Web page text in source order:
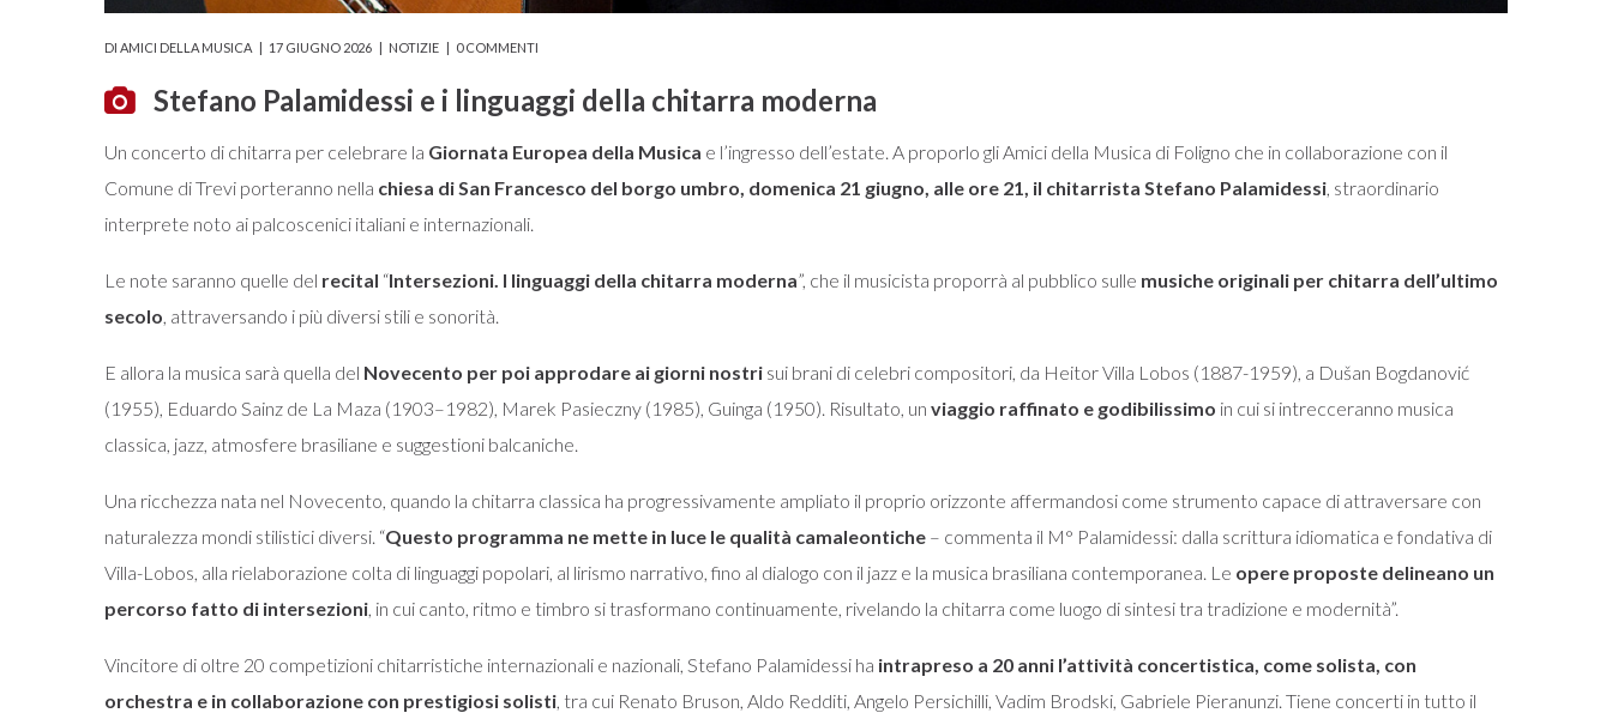
DI AMICI DELLA MUSICA 17 GIUGNO 2026 NOTIZIE 0 COMMENTI
Stefano Palamidessi e i linguaggi della chitarra moderna
Un concerto di chitarra per celebrare la Giornata Europea della Musica e l’ingresso dell’estate. A proporlo gli Amici della Musica di Foligno che in collaborazione con il
Comune di Trevi porteranno nella chiesa di San Francesco del borgo umbro, domenica 21 giugno, alle ore 21, il chitarrista Stefano Palamidessi, straordinario
interprete noto ai palcoscenici italiani e internazionali.
Le note saranno quelle del recital “Intersezioni. I linguaggi della chitarra moderna”, che il musicista proporrà al pubblico sulle musiche originali per chitarra dell’ultimo
secolo, attraversando i più diversi stili e sonorità.
E allora la musica sarà quella del Novecento per poi approdare ai giorni nostri sui brani di celebri compositori, da Heitor Villa Lobos (1887-1959), a Dušan Bogdanović
(1955), Eduardo Sainz de La Maza (1903–1982), Marek Pasieczny (1985), Guinga (1950). Risultato, un viaggio raffinato e godibilissimo in cui si intrecceranno musica
classica, jazz, atmosfere brasiliane e suggestioni balcaniche.
Una ricchezza nata nel Novecento, quando la chitarra classica ha progressivamente ampliato il proprio orizzonte affermandosi come strumento capace di attraversare con
naturalezza mondi stilistici diversi. “Questo programma ne mette in luce le qualità camaleontiche – commenta il M° Palamidessi: dalla scrittura idiomatica e fondativa di
Villa-Lobos, alla rielaborazione colta di linguaggi popolari, al lirismo narrativo, fino al dialogo con il jazz e la musica brasiliana contemporanea. Le opere proposte delineano un
percorso fatto di intersezioni, in cui canto, ritmo e timbro si trasformano continuamente, rivelando la chitarra come luogo di sintesi tra tradizione e modernità”.
Vincitore di oltre 20 competizioni chitarristiche internazionali e nazionali, Stefano Palamidessi ha intrapreso a 20 anni l’attività concertistica, come solista, con
orchestra e in collaborazione con prestigiosi solisti, tra cui Renato Bruson, Aldo Redditi, Angelo Persichilli, Vadim Brodski, Gabriele Pieranunzi. Tiene concerti in tutto il